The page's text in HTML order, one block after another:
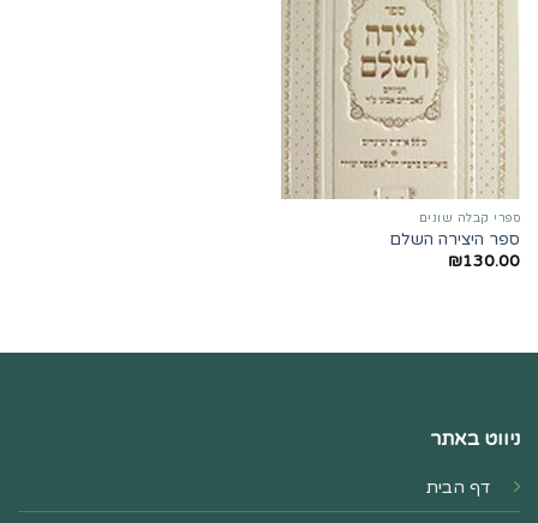
ספרי קבלה שונים
ספר היצירה השלם
₪130.00
ניווט באתר
דף הבית